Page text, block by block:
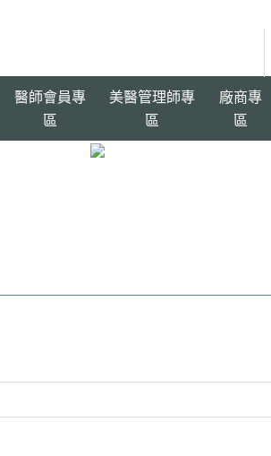
醫師會員專
區
美醫管理師專
區
廠商專
區